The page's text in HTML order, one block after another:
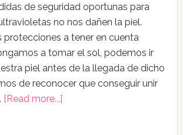
de seguridad oportunas para
no nos dañen la piel.
protecciones a tener en cuenta
a tomar el sol, podemos ir
piel antes de la llegada de dicho
de reconocer que conseguir unir
[Read more...]